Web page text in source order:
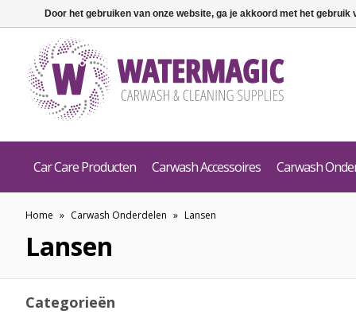
Car Care Producten Carwash Accessoires Carwash
Home » Carwash Onderdelen » Lansen
Lansen
Categorieën
Door het gebruiken van onze website, ga je akkoord met het